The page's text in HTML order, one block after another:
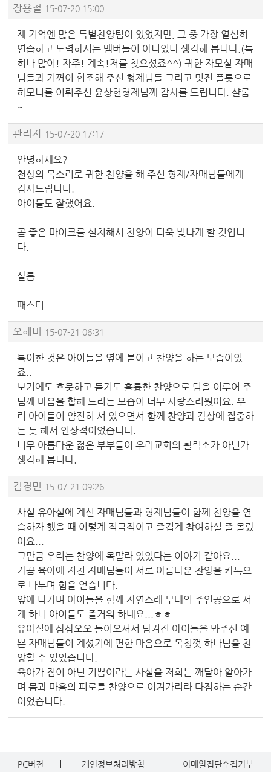
장용철 15-07-20 15:00
제 기억엔 많은 특별찬양팀이 있었지만, 그 중 가장 열심히
연습하고 노력하시는 멤버들이 아니었나 생각해 봅니다.(특
히나 많이! 자주! 계속!저를 찾으셨죠^^) 귀한 자모실 자매
님들과 기꺼이 협조해 주신 형제님들 그리고 멋진 플룻으로
하모니를 이뤄주신 윤상현형제님께 감사를 드립니다. 샬롬
~
관리자 15-07-20 17:17
안녕하세요?
천상의 목소리로 귀한 찬양을 해 주신 형제/자매님들에게
감사드립니다.
아이들도 잘했어요.
곧 좋은 마이크를 설치해서 찬양이 더욱 빛나게 할 것입니
다.
샬롬
패스터
오혜미 15-07-21 06:31
특이한 것은 아이들을 옆에 붙이고 찬양을 하는 모습이었
죠..
보기에도 흐뭇하고 듣기도 훌륭한 찬양으로 팀을 이루어 주
님께 마음을 합해 드리는 모습이 너무 사랑스러웠어요. 우
리 아이들이 얌전히 서 있으면서 함께 찬양과 감상에 집중하
는 듯 해서 인상적이었습니다.
너무 아름다운 젊은 부부들이 우리교회의 활력소가 아닌가
생각해 봅니다.
김경민 15-07-21 09:26
사실 유아실에 계신 자매님들과 형제님들이 함께 찬양을 연
습하자 했을 때 이렇게 적극적이고 즐겁게 참여하실 줄 몰랐
어요...
그만큼 우리는 찬양에 목말라 있었다는 이야기 같아요...
가끔 육아에 지친 자매님들이 서로 아름다운 찬양을 카톡으
로 나누며 힘을 얻습니다.
앞에 나가며 아이들을 함께 자연스레 무대의 주인공으로 서
게 하니 아이들도 즐거워 하네요...ㅎㅎ
유아실에 삼삼오오 들어오셔서 남겨진 아이들을 봐주신 예
쁜 자매님들이 계셨기에 편한 마음으로 목청껏 하나님을 찬
양할 수 있었습니다.
육아가 짐이 아닌 기쁨이라는 사실을 저희는 깨달아 알아가
며 몸과 마음의 피로를 찬양으로 이겨가리라 다짐하는 순간
이었습니다.
PC버전 개인정보처리방침 이메일집단수집거부